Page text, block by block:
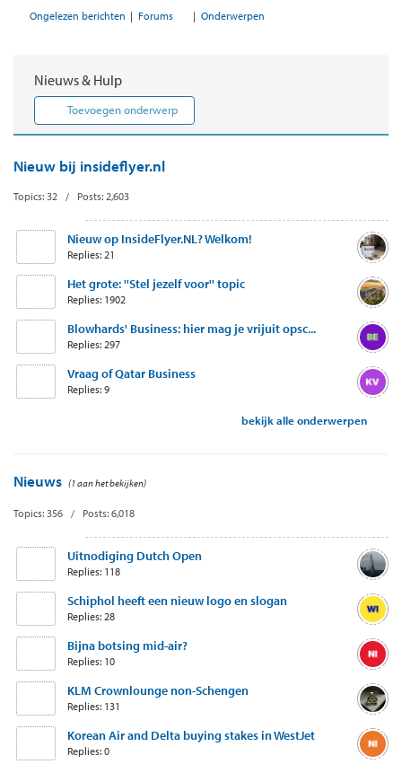
Ongelezen berichten | Forums | Onderwerpen
Nieuws & Hulp
Toevoegen onderwerp
Nieuw bij insideflyer.nl
Topics: 32 / Posts: 2,603
Nieuw op InsideFlyer.NL? Welkom!
Replies: 21
Het grote: ''Stel jezelf voor'' topic
Replies: 1902
Blowhards' Business: hier mag je vrijuit opsc...
Replies: 297
Vraag of Qatar Business
Replies: 9
bekijk alle onderwerpen
Nieuws (1 aan het bekijken)
Topics: 356 / Posts: 6,018
Uitnodiging Dutch Open
Replies: 118
Schiphol heeft een nieuw logo en slogan
Replies: 28
Bijna botsing mid-air?
Replies: 10
KLM Crownlounge non-Schengen
Replies: 131
Korean Air and Delta buying stakes in WestJet
Replies: 0